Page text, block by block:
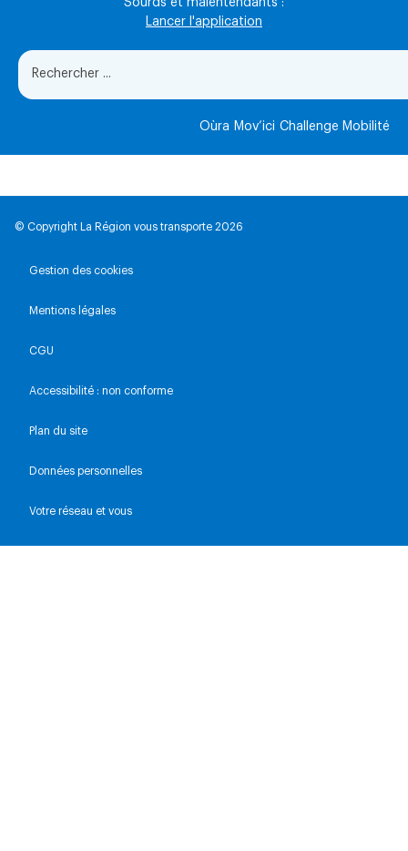
Sourds et malentendants :
Lancer l'application
Oùra Mov’ici Challenge Mobilité
© Copyright La Région vous transporte 2026
Gestion des cookies
Mentions légales
CGU
Accessibilité : non conforme
Plan du site
Données personnelles
Votre réseau et vous